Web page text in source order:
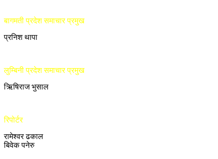
बागमती प्रदेश समाचार प्रमुख
प्रनिश थापा
लुम्बिनी प्रदेश समाचार प्रमुख
ऋिषिराज भुसाल
रिपोर्टर
रामेश्वर ढकाल
बिवेक पनेरु